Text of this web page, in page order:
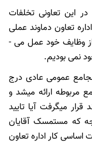
این تعاونی تخلفات
تعاون دماوند عملی
شده و کافی بود آقایان فقط به این یک وظیفه از وظایف خود عمل می ­
نمی­ بودیم.
عمومی عادی درج
مربوطه ارائه می­شد و
می­گرفت آیا تایید
که مستمسک آقایان
اساسی کار اداره تعاون